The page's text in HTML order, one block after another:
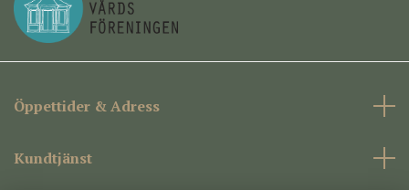
Öppettider & Adress
Kundtjänst